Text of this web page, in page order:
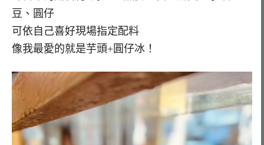
豆、圓仔
可依自己喜好現場指定配料
像我最愛的就是芋頭+圓仔冰！